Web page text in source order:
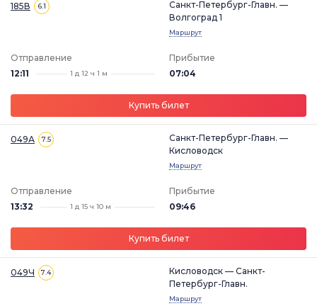
185В 6.1
Санкт-Петербург-Главн. —
Волгоград 1
Маршрут
Отправление
12:11
1 д 12 ч 1 м
Прибытие
07:04
Купить билет
049А 7.5
Санкт-Петербург-Главн. —
Кисловодск
Маршрут
Отправление
13:32
1 д 15 ч 10 м
Прибытие
09:46
Купить билет
049Ч 7.4
Кисловодск — Санкт-
Петербург-Главн.
Маршрут